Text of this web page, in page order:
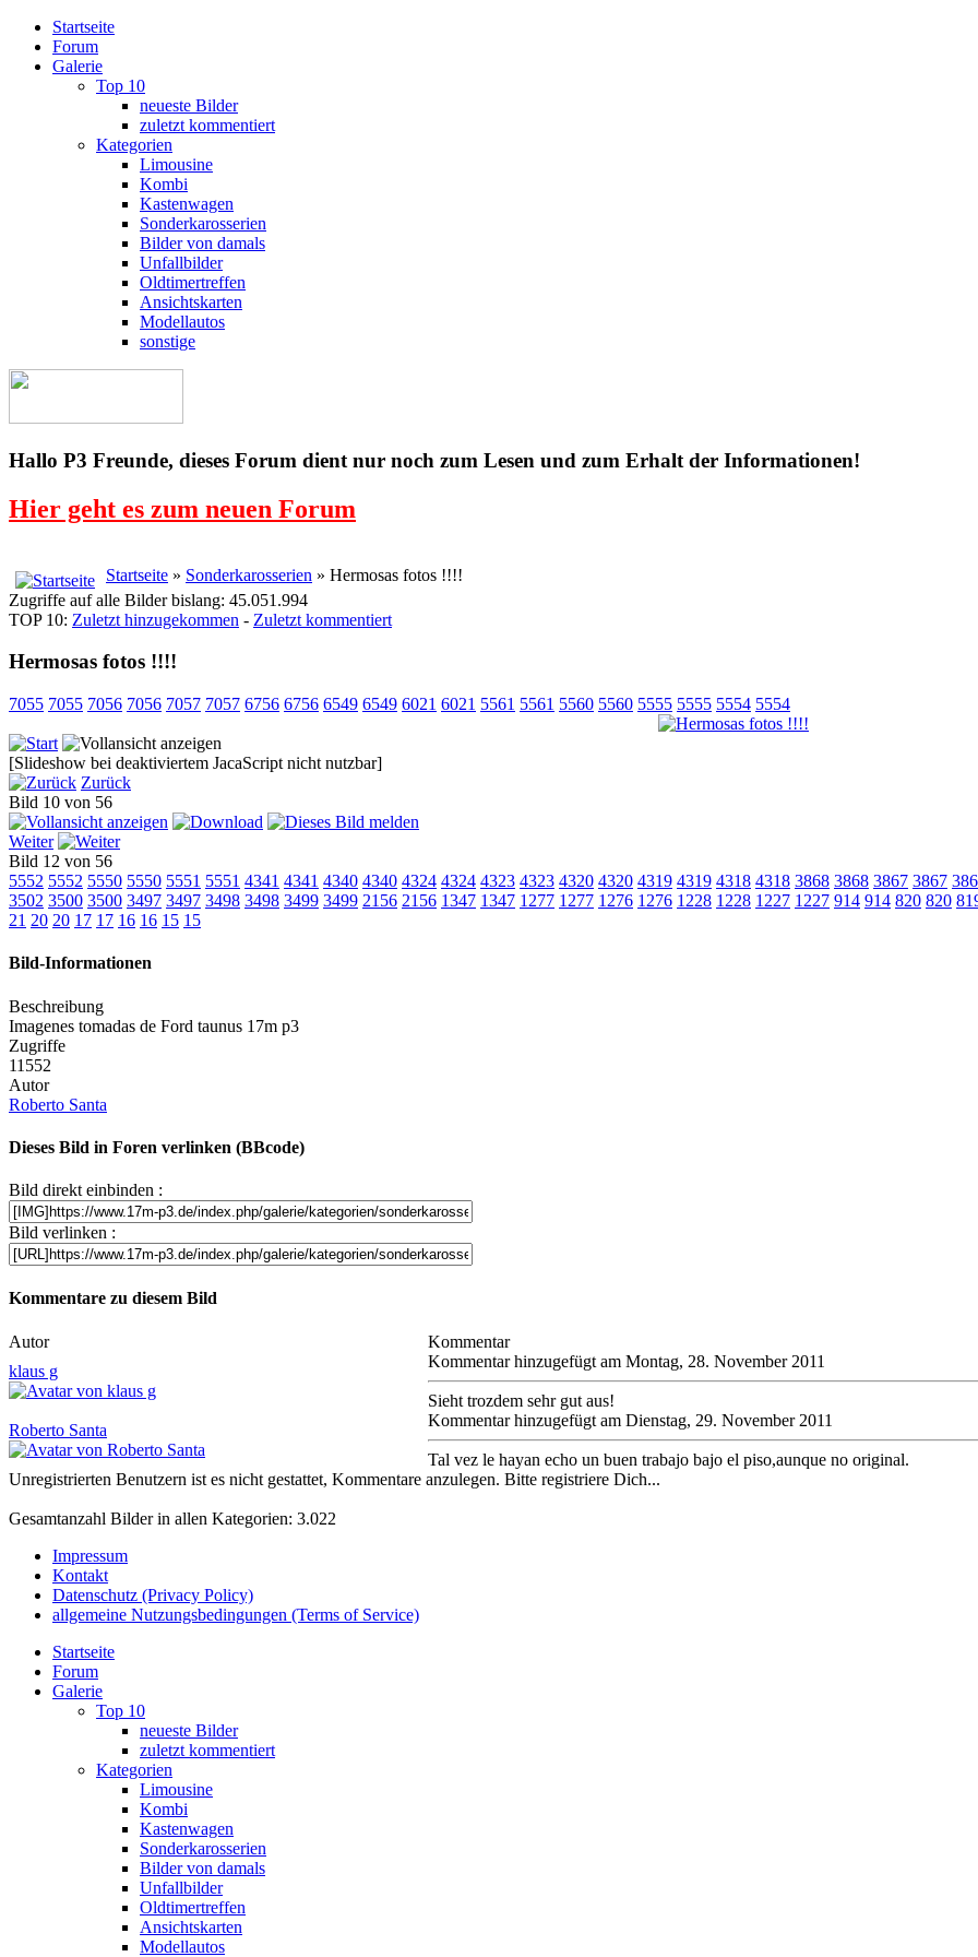
Startseite
Forum
Galerie
Top 10
neueste Bilder
zuletzt kommentiert
Kategorien
Limousine
Kombi
Kastenwagen
Sonderkarosserien
Bilder von damals
Unfallbilder
Oldtimertreffen
Ansichtskarten
Modellautos
sonstige
Hallo P3 Freunde, dieses Forum dient nur noch zum Lesen und zum Erhalt der Informationen!
Hier geht es zum neuen Forum
Startseite » Sonderkarosserien » Hermosas fotos !!!!
Zugriffe auf alle Bilder bislang: 45.051.994
TOP 10: Zuletzt hinzugekommen - Zuletzt kommentiert
Hermosas fotos !!!!
7055 7055 7056 7056 7057 7057 6756 6756 6549 6549 6021 6021 5561 5561 5560 5560 5555 5555 5554 5554
[Slideshow bei deaktiviertem JacaScript nicht nutzbar]
Zurück
Bild 10 von 56
Weiter
Bild 12 von 56
5552 5552 5550 5550 5551 5551 4341 4341 4340 4340 4324 4324 4323 4323 4320 4320 4319 4319 4318 4318 3868 3868 3867 3867
3502 3500 3500 3497 3497 3498 3498 3499 3499 2156 2156 1347 1347 1277 1277 1276 1276 1228 1228 1227 1227 914 914 820 820
21 20 20 17 17 16 16 15 15
Bild-Informationen
Beschreibung
Imagenes tomadas de Ford taunus 17m p3
Zugriffe
11552
Autor
Roberto Santa
Dieses Bild in Foren verlinken (BBcode)
Bild direkt einbinden :
Bild verlinken :
Kommentare zu diesem Bild
Autor
Kommentar
klaus g
Kommentar hinzugefügt am Montag, 28. November 2011
Sieht trozdem sehr gut aus!
Roberto Santa
Kommentar hinzugefügt am Dienstag, 29. November 2011
Tal vez le hayan echo un buen trabajo bajo el piso,aunque no original.
Unregistrierten Benutzern ist es nicht gestattet, Kommentare anzulegen. Bitte registriere Dich...
Gesamtanzahl Bilder in allen Kategorien: 3.022
Impressum
Kontakt
Datenschutz (Privacy Policy)
allgemeine Nutzungsbedingungen (Terms of Service)
Startseite
Forum
Galerie
Top 10
neueste Bilder
zuletzt kommentiert
Kategorien
Limousine
Kombi
Kastenwagen
Sonderkarosserien
Bilder von damals
Unfallbilder
Oldtimertreffen
Ansichtskarten
Modellautos